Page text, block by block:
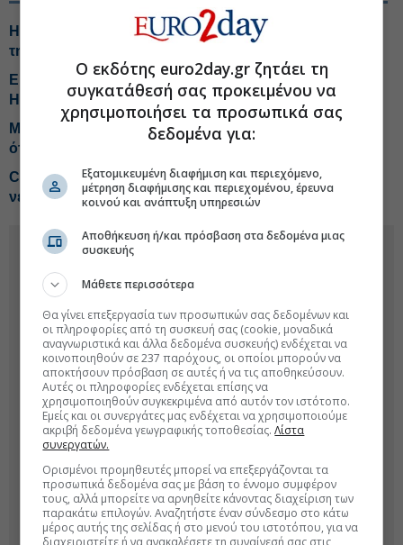
H έκπληξη από την Helleniq Energy-Τα telecom σχέδια
της ΔΕΗ-Tips για Coca Cola, Alter Ego, ΑΔΜΗΕ, ΙΝΤΕΚ
Είσοδο στα protein beverages εξετάζει η Coca Cola
HBC
Μητσοτάκης από Γρεβενά: Με τον Ε65 επιδεικνύουμε
ότι η Ελλάδα αλλάζει καθημερινά
Coca-Cola HBC: Κέρδη 524 εκατ. ευρώ στο εξάμηνο,
νέο guidance
Ο εκδότης euro2day.gr ζητάει τη
συγκατάθεσή σας προκειμένου να
χρησιμοποιήσει τα προσωπικά σας
δεδομένα για:
Εξατομικευμένη διαφήμιση και περιεχόμενο,
μέτρηση διαφήμισης και περιεχομένου, έρευνα
κοινού και ανάπτυξη υπηρεσιών
Αποθήκευση ή/και πρόσβαση στα δεδομένα μιας
συσκευής
Μάθετε περισσότερα
Θα γίνει επεξεργασία των προσωπικών σας δεδομένων και
οι πληροφορίες από τη συσκευή σας (cookie, μοναδικά
αναγνωριστικά και άλλα δεδομένα συσκευής) ενδέχεται να
κοινοποιηθούν σε 237 παρόχους, οι οποίοι μπορούν να
αποκτήσουν πρόσβαση σε αυτές ή να τις αποθηκεύσουν.
Αυτές οι πληροφορίες ενδέχεται επίσης να
χρησιμοποιηθούν συγκεκριμένα από αυτόν τον ιστότοπο.
Εμείς και οι συνεργάτες μας ενδέχεται να χρησιμοποιούμε
ακριβή δεδομένα γεωγραφικής τοποθεσίας.Λίστα
συνεργατών.
Ορισμένοι προμηθευτές μπορεί να επεξεργάζονται τα
προσωπικά δεδομένα σας με βάση το έννομο συμφέρον
τους, αλλά μπορείτε να αρνηθείτε κάνοντας διαχείριση των
παρακάτω επιλογών. Αναζητήστε έναν σύνδεσμο στο κάτω
μέρος αυτής της σελίδας ή στο μενού του ιστοτόπου, για να
διαχειριστείτε ή να ανακαλέσετε τη συναίνεσή σας στις